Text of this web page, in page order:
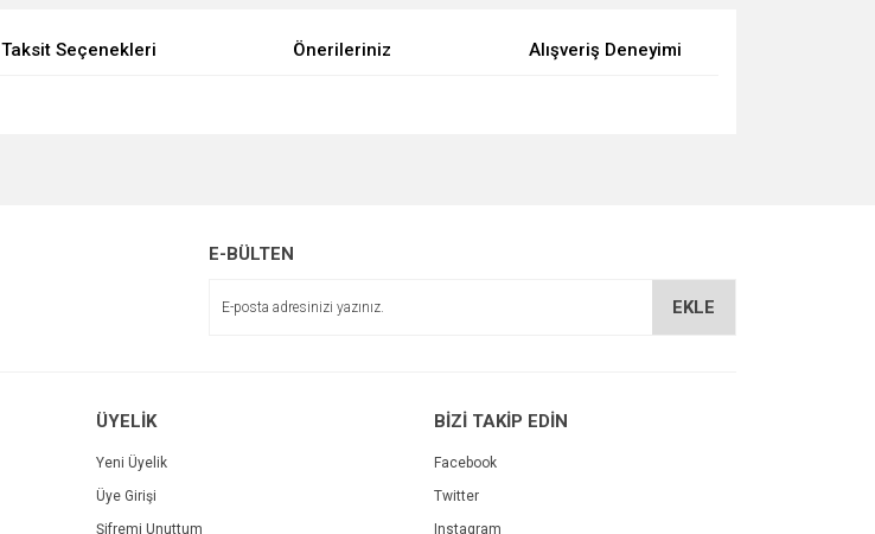
Taksit Seçenekleri Önerileriniz Alışveriş Deneyimi
E-BÜLTEN
EKLE
ÜYELİK
Yeni Üyelik
Üye Girişi
Şifremi Unuttum
BİZİ TAKİP EDİN
Facebook
Twitter
Instagram